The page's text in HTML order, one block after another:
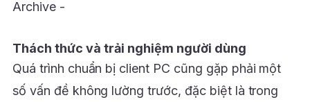
Thách thức và trải nghiệm người dùng
Quá trình chuẩn bị client PC cũng gặp phải một
số vấn đề không lường trước, đặc biệt là trong